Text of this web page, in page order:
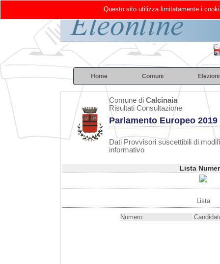
Home Comuni Elezioni
Comune di Calcinaia
Risultati Consultazione
Parlamento Europeo 2019
Dati Provvisori suscettibili di
informativo
Lista
Lista
Numero
Questo sito utilizza limitatamente i